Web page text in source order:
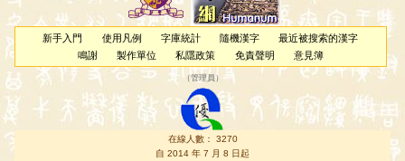
新手入門 使用凡例 字庫統計 隨機漢字
最近被搜索的漢字
鳴謝
製作單位 私隱政策 免責聲明 意見簿
（管理員 ）
在線人數： 3270
自 2014 年 7 月 8 日起